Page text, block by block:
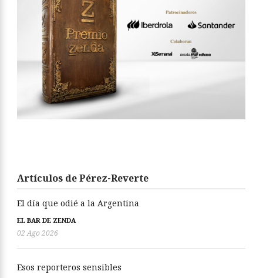
Artículos de Pérez-Reverte
El día que odié a la Argentina
EL BAR DE ZENDA
02 Ago 2026
Esos reporteros sensibles